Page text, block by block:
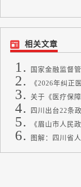
相关文章
国家金融监督
《2026年纠正
关于《医疗保
四川出台22条
《眉山市人民
图解：四川省